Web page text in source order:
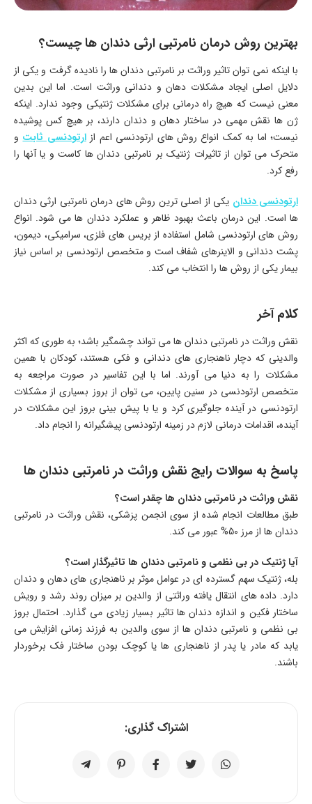
بهترین روش درمان نامرتبی ارثی دندان ها چیست؟
با اینکه نمی توان تاثیر وراثت بر نامرتبی دندان ها را نادیده گرفت و یکی از
دلایل اصلی ایجاد مشکلات دهان و دندانی وراثت است. اما این بدین
معنی نیست که هیچ راه درمانی برای مشکلات ژنتیکی وجود ندارد. اینکه
ژن ها نقش مهمی در ساختار دهان و دندان دارند، بر هیچ کس پوشیده
نیست؛ اما به کمک انواع روش های ارتودنسی اعم ازارتودنسی ثابتو
متحرک می توان از تاثیرات ژنتیک بر نامرتبی دندان ها کاست و یا آنها را
رفع کرد.
ارتودنسی دندان یکی از اصلی ترین روش های درمان نامرتبی ارثی دندان
ها است. این درمان باعث بهبود ظاهر و عملکرد دندان ها می شود. انواع
روش های ارتودنسی شامل استفاده از بریس های فلزی، سرامیکی، دیمون،
پشت دندانی و الاینرهای شفاف است و متخصص ارتودنسی بر اساس نیاز
بیمار یکی از روش ها را انتخاب می کند.
کلام آخر
نقش وراثت در نامرتبی دندان ها می تواند چشمگیر باشد؛ به طوری که اکثر
والدینی که دچار ناهنجاری های دندانی و فکی هستند، کودکان با همین
مشکلات را به دنیا می آورند. اما با این تفاسیر در صورت مراجعه به
متخصص ارتودنسی در سنین پایین، می توان از بروز بسیاری از مشکلات
ارتودنسی در آینده جلوگیری کرد و یا با پیش بینی بروز این مشکلات در
آینده، اقدامات درمانی لازم در زمینه ارتودنسی پیشگیرانه را انجام داد.
پاسخ به سوالات رایج نقش وراثت در نامرتبی دندان ها
نقش وراثت در نامرتبی دندان ها چقدر است؟
طبق مطالعات انجام شده از سوی انجمن پزشکی، نقش وراثت در نامرتبی
دندان ها از مرز 50% عبور می کند.
آیا ژنتیک در بی نظمی و نامرتبی دندان ها تاثیرگذار است؟
بله، ژنتیک سهم گسترده ای در عوامل موثر بر ناهنجاری های دهان و دندان
دارد. داده های انتقال یافته وراثتی از والدین بر میزان روند رشد و رویش
ساختار فکین و اندازه دندان ها تاثیر بسیار زیادی می گذارد. احتمال بروز
بی نظمی و نامرتبی دندان ها از سوی والدین به فرزند زمانی افزایش می
یابد که مادر یا پدر از ناهنجاری ها یا کوچک بودن ساختار فک برخوردار
باشند.
اشتراک گذاری: